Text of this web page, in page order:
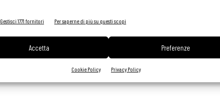
Gestisci 1771 fornitori Per saperne di più su questi scopi
Accetta Preferenze
Cookie Policy Privacy Policy